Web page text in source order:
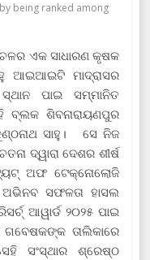
being ranked among
ଏକ ସାଧାରଣ କୃଷକ
ଆଇଆଇଟି ମାଦ୍ରାସର
ପାଇ ସମ୍ମାନିତ
ବ୍ଲକ ଶିବନାରାୟଣପୁର
ସାହୁ। ସେ ନିଜ
ଦ୍ୱାରା ଦେଶର ଶୀର୍ଷ
ଅଫ ଟେକ୍ନୋଲୋଜି
ସଫଳତା ହାସଲ
ଆୱାର୍ଡ ୨୦୨୫ ପାଇ
ତାଲିକାରେ
ସଂସ୍ଥାର ଶ୍ରେଷ୍ଠ